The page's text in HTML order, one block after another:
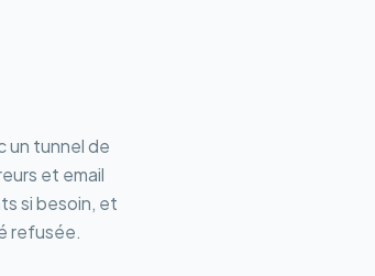
un tunnel de
et email
si besoin, et
refusée.